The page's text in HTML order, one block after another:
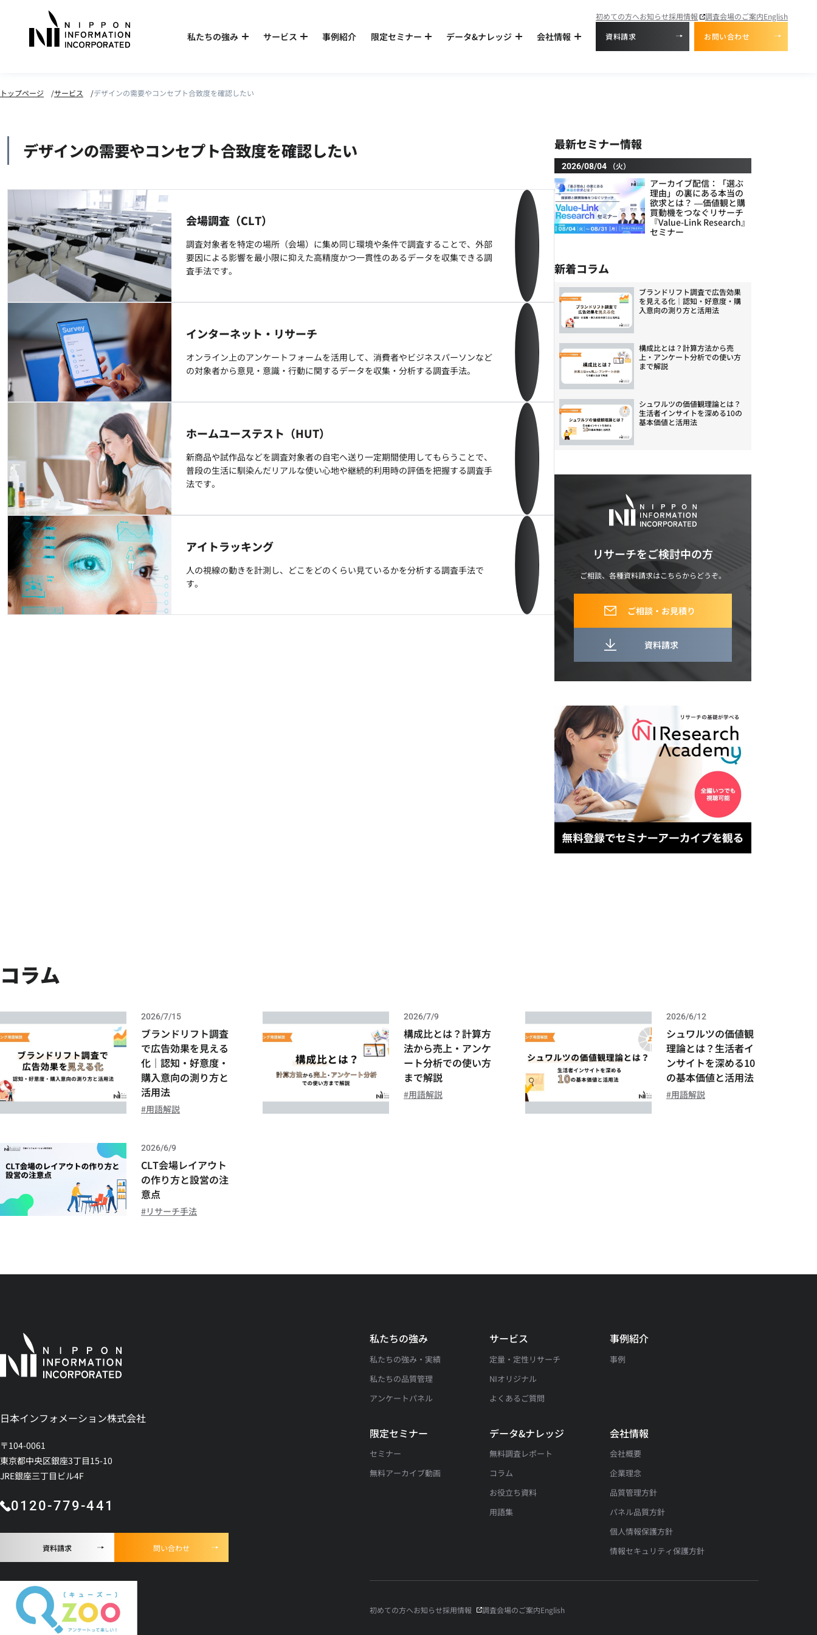
私たちの強み サービス 事例紹介 限定セミナー データ&ナレッジ 会社情報 資料請求 お問い合わせ
初めての方へお知らせ採用情報 調査会場のご案内English
トップページ サービス デザインの需要やコンセプト合致度を確認したい
デザインの需要やコンセプト合致度を確認したい
会場調査（CLT）
調査対象者を特定の場所（会場）に集め同じ環境や条件で調査することで、外部
要因による影響を最小限に抑えた高精度かつ一貫性のあるデータを収集できる調
査手法です。
インターネット・リサーチ
オンライン上のアンケートフォームを活用して、消費者やビジネスパーソンなど
の対象者から意見・意識・行動に関するデータを収集・分析する調査手法。
ホームユーステスト（HUT）
新商品や試作品などを調査対象者の自宅へ送り一定期間使用してもらうことで、
普段の生活に馴染んだリアルな使い心地や継続的利用時の評価を把握する調査手
法です。
アイトラッキング
人の視線の動きを計測し、どこをどのくらい見ているかを分析する調査手法で
す。
最新セミナー情報
2026/08/04 （火）
アーカイブ配信：「選ぶ
理由」の裏にある本当の
欲求とは？ ―価値観と購
買動機をつなぐリサーチ
『Value-Link Research』
セミナー
新着コラム
ブランドリフト調査で広告効果
を見える化｜認知・好意度・購
入意向の測り方と活用法
構成比とは？計算方法から売
上・アンケート分析での使い方
まで解説
シュワルツの価値観理論とは？
生活者インサイトを深める10の
基本価値と活用法
リサーチをご検討中の方
ご相談、各種資料請求はこちらからどうぞ。
ご相談・お見積り
資料請求
コラム
2026/7/15
ブランドリフト調査
で広告効果を見える
化｜認知・好意度・
購入意向の測り方と
活用法
用語解説
2026/7/9
構成比とは？計算方
法から売上・アンケ
ート分析での使い方
まで解説
用語解説
2026/6/12
シュワルツの価値観
理論とは？生活者イ
ンサイトを深める10
の基本価値と活用法
用語解説
2026/6/9
CLT会場レイアウト
の作り方と設営の注
意点
リサーチ手法
日本インフォメーション株式会社
〒104-0061
東京都中央区銀座3丁目15-10
JRE銀座三丁目ビル4F
0120-779-441
資料請求 問い合わせ
私たちの強み
私たちの強み・実績
私たちの品質管理
アンケートパネル
サービス
定量・定性リサーチ
NIオリジナル
よくあるご質問
事例紹介
事例
限定セミナー
セミナー
無料アーカイブ動画
データ&ナレッジ
無料調査レポート
コラム
お役立ち資料
用語集
会社情報
会社概要
企業理念
品質管理方針
パネル品質方針
個人情報保護方針
情報セキュリティ保護方針
初めての方へお知らせ採用情報 調査会場のご案内English